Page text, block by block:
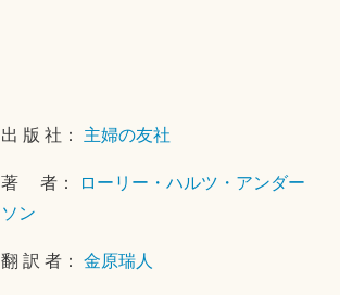
出 版 社： 主婦の友社
著 者：
ローリー・ハルツ・アンダー
ソン
翻 訳 者：金原瑞人